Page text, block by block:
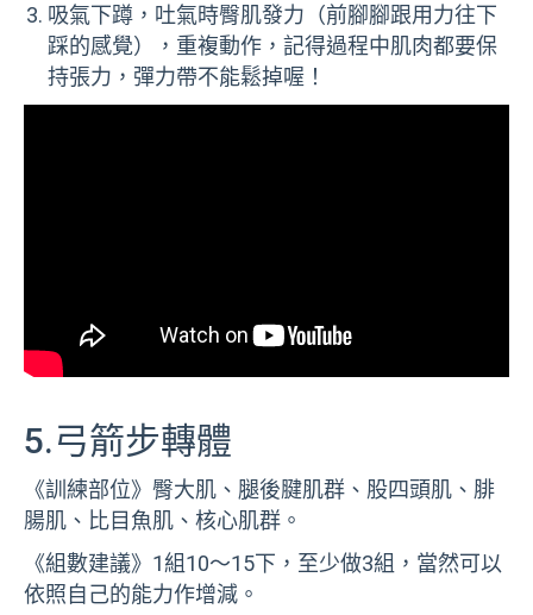
吸氣下蹲，吐氣時臀肌發力（前腳腳跟用力往下
踩的感覺），重複動作，記得過程中肌肉都要保
持張力，彈力帶不能鬆掉喔！
5.弓箭步轉體
《訓練部位》臀大肌、腿後腱肌群、股四頭肌、腓
腸肌、比目魚肌、核心肌群。
《組數建議》1組10～15下，至少做3組，當然可以
依照自己的能力作增減。